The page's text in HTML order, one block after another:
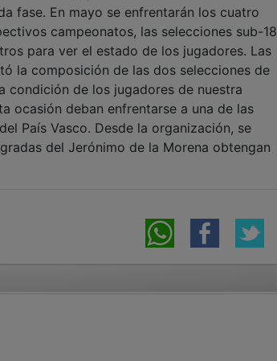
fase. En mayo se enfrentarán los cuatro
campeonatos, las selecciones sub-18
para ver el estado de los jugadores. Las
la composición de las dos selecciones de
condición de los jugadores de nuestra
ocasión deban enfrentarse a una de las
País Vasco. Desde la organización, se
del Jerónimo de la Morena obtengan